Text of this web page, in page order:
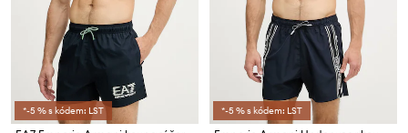
*-5 % s kódem: LST *-5 % s kódem: LST